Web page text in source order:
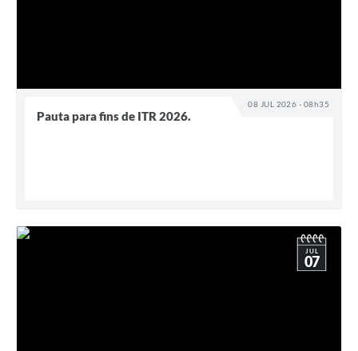
08 JUL 2026 - 08h35
Pauta para fins de ITR 2026.
JUL
07